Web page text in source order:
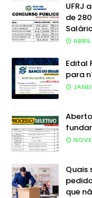
UFRJ
de
Edital
para
Quais
que